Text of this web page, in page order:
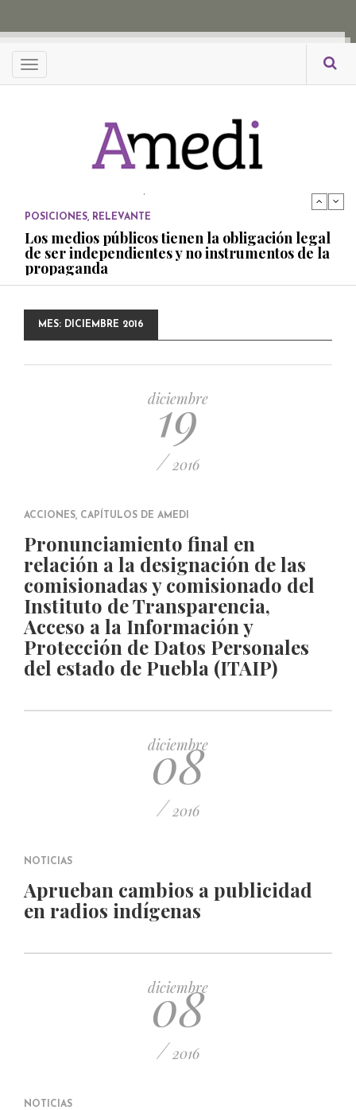
Menu
Consejos ciudadanos e IFT deben garantizar
independencia editorial de medios públicos
PUBLICADO EL 5 ENERO, 2023
Amedi condena atentado contra Ciro Gómez
PUBLICADO EL 17 DICIEMBRE, 2022
Los medios públicos tienen la obligación legal
de ser independientes y no instrumentos de la
propaganda
PUBLICADO EL 27 NOVIEMBRE, 2022
POSICIONES
independencia editorial de medios públicos
MES: DICIEMBRE 2016
diciembre
19
/ 2016
ACCIONES, CAPÍTULOS DE AMEDI
Pronunciamiento final en
relación a la designación de las
comisionadas y comisionado del
Instituto de Transparencia,
Acceso a la Información y
Protección de Datos Personales
del estado de Puebla (ITAIP)
diciembre
08
/ 2016
NOTICIAS
Aprueban cambios a publicidad
en radios indígenas
diciembre
08
/ 2016
NOTICIAS